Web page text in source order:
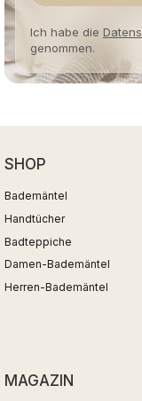
Ich habe die
genommen.
SHOP
Bademäntel
Handtücher
Badteppiche
Damen-Bademäntel
Herren-Bademäntel
MAGAZIN